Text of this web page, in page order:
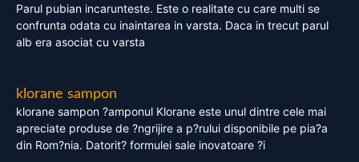
Parul pubian incarunteste. Este o realitate cu care multi se
confrunta odata cu inaintarea in varsta. Daca in trecut parul
alb era asociat cu varsta
klorane sampon
klorane sampon ?amponul Klorane este unul dintre cele mai
apreciate produse de ?ngrijire a p?rului disponibile pe pia?a
din Rom?nia. Datorit? formulei sale inovatoare ?i